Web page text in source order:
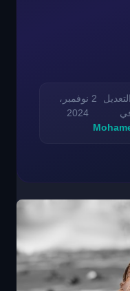
2 نوفمبر،
2024